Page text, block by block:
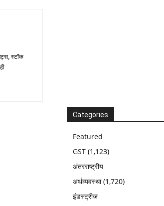
स्टॉक
Categories
Featured
GST (1,123)
अंतरराष्ट्रीय
अर्थव्यवस्था(1,720)
इंडस्ट्रीज